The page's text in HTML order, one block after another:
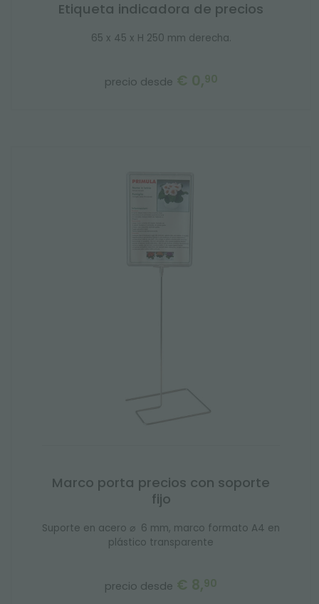
Etiqueta indicadora de precios
65 x 45 x H 250 mm derecha.
precio desde € 0,90
Marco porta precios con soporte
fijo
Suporte en acero ⌀ 6 mm, marco formato A4 en
plástico transparente
precio desde € 8,90